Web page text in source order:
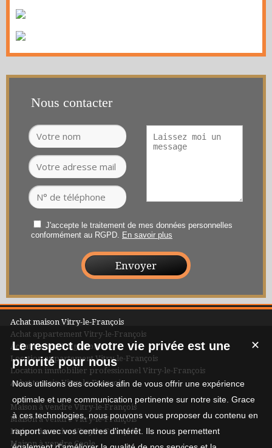
Nous contacter
J'accepte le traitement de mes données personnelles
conformément au RGPD. En savoir plus
Achat maison Vitry-le-François
Achat appartement Vitry-le-François
Achat maison Frignicourt
Location appartement Vitry-le-François
Location immobilier professionnel Vitry-le-François
Achat terrain Vitry-le-François
Maison à vendre Vitry-le-François
Maison à vendre Vitry-le-François
Maison à vendre Vitry-le-François
Maison à vendre Coole
✕
Le respect de votre vie privée est une
priorité pour nous
Nous utilisons des cookies afin de vous offrir une expérience
optimale et une communication pertinente sur notre site. Grace
à ces technologies, nous pouvons vous proposer du contenu en
rapport avec vos centres d'intérêt. Ils nous permettent